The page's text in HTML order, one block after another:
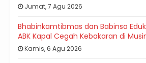
Jumat, 7 Agu 2026
Bhabinkamtibmas dan Babinsa
ABK Kapal Cegah Kebakaran di
Kamis, 6 Agu 2026